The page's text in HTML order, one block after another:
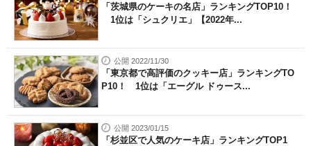
「茨城県のケーキの名店」ランキングTOP10！
1位は「シュクリエ」【2022年...
公開 2022/11/30
「東京都で高評価のクッキー店」ランキングTO
P10！ 1位は「エーグル ドゥース...
公開 2023/01/15
「杉並区で人気のケーキ店」ランキングTOP1